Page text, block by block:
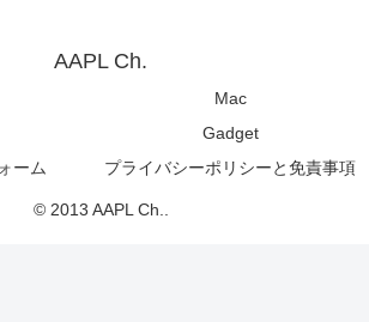
AAPL Ch.
Mac
Gadget
ーム
プライバシーポリシーと免責事項
© 2013 AAPL Ch..